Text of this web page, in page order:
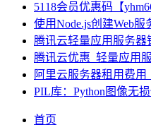
5118会员优惠码【
使用Node.js创建Web服
腾讯云轻量应用服务器
腾讯云优惠_轻量应用
阿里云服务器租用费用
PIL库：Python图像无
首页